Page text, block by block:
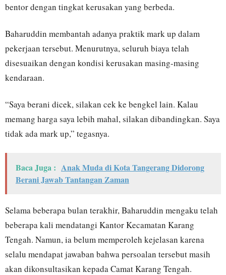
bentor dengan tingkat kerusakan yang berbeda.
Baharuddin membantah adanya praktik mark up dalam
pekerjaan tersebut. Menurutnya, seluruh biaya telah
disesuaikan dengan kondisi kerusakan masing-masing
kendaraan.
“Saya berani dicek, silakan cek ke bengkel lain. Kalau
memang harga saya lebih mahal, silakan dibandingkan. Saya
tidak ada mark up,” tegasnya.
Baca Juga : Anak Muda di Kota Tangerang Didorong
Berani Jawab Tantangan Zaman
Selama beberapa bulan terakhir, Baharuddin mengaku telah
beberapa kali mendatangi Kantor Kecamatan Karang
Tengah. Namun, ia belum memperoleh kejelasan karena
selalu mendapat jawaban bahwa persoalan tersebut masih
akan dikonsultasikan kepada Camat Karang Tengah.